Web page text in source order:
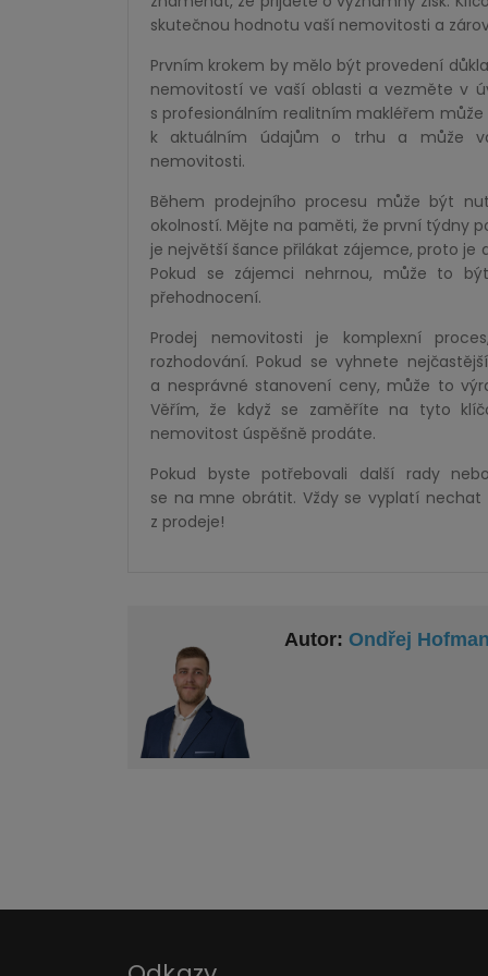
skutečnou hodnotu vaší nemovitosti a
Prvním krokem by mělo být provedení
nemovitostí ve vaší oblasti a vezměte v
s profesionálním realitním makléřem
k aktuálním údajům o trhu a může
nemovitosti.
Během prodejního procesu může být
okolností. Mějte na paměti, že první týdny
je největší šance přilákat zájemce, proto je
Pokud se zájemci nehrnou, může to
přehodnocení.
Prodej nemovitosti je komplexní
rozhodování. Pokud se vyhnete
a nesprávné stanovení ceny, může to
Věřím, že když se zaměříte na tyto
nemovitost úspěšně prodáte.
Pokud byste potřebovali další rady
se na mne obrátit. Vždy se vyplatí
z prodeje!
Autor: Ondřej Hofman